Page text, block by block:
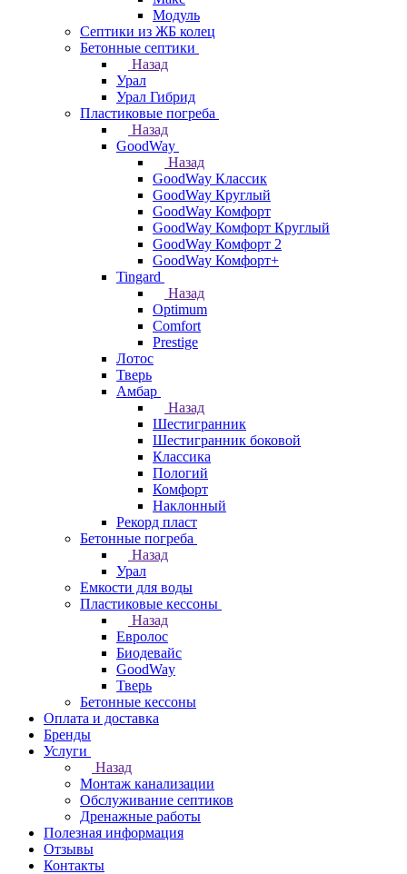
Модуль
Септики из ЖБ колец
Бетонные септики
Назад
Урал
Урал Гибрид
Пластиковые погреба
Назад
GoodWay
Назад
GoodWay Классик
GoodWay Круглый
GoodWay Комфорт
GoodWay Комфорт Круглый
GoodWay Комфорт 2
GoodWay Комфорт+
Tingard
Назад
Optimum
Comfort
Prestige
Лотос
Тверь
Амбар
Назад
Шестигранник
Шестигранник боковой
Классика
Пологий
Комфорт
Наклонный
Рекорд пласт
Бетонные погреба
Назад
Урал
Емкости для воды
Пластиковые кессоны
Назад
Евролос
Биодевайс
GoodWay
Тверь
Бетонные кессоны
Оплата и доставка
Бренды
Услуги
Назад
Монтаж канализации
Обслуживание септиков
Дренажные работы
Полезная информация
Отзывы
Контакты